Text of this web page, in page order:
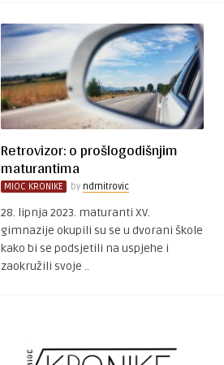
Retrovizor: o prošlogodišnjim
maturantima
MIOC KRONIKE by ndmitrovic
28. lipnja 2023. maturanti XV.
gimnazije okupili su se u dvorani škole
kako bi se podsjetili na uspjehe i
zaokružili svoje ..